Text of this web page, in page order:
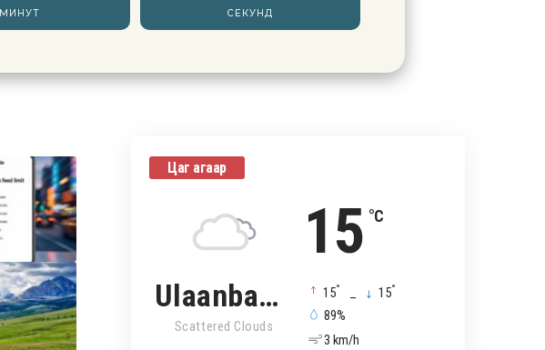
МИНУТ СЕКУНД
Цаг агаар
15 °C
Ulaanbaatar
Scattered Clouds
15° 15°
89%
3 km/h